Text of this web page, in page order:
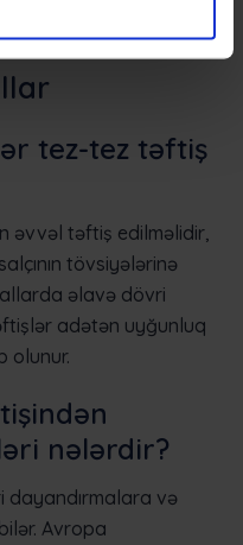
verir.
tez-tez təftiş
əvvəl təftiş edilməlidir,
tövsiyələrinə
əlavə dövri
adətən uyğunluq
olunur.
nələrdir?
dayandırmalara və
Avropa